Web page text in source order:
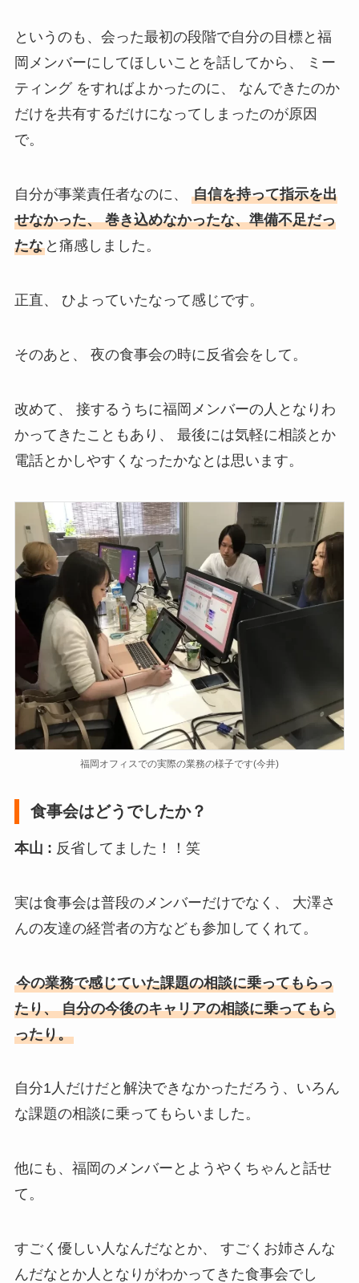
というのも、会った最初の段階で自分の目標と福
岡メンバーにしてほしいことを話してから、 ミー
ティング をすればよかったのに、 なんできたのか
だけを共有するだけになってしまったのが原因
で。
自分が事業責任者なのに、 自信を持って指示を出
せなかった、 巻き込めなかったな、準備不足だっ
たなと痛感しました。
正直、 ひよっていたなって感じです。
そのあと、 夜の食事会の時に反省会をして。
改めて、 接するうちに福岡メンバーの人となりわ
かってきたこともあり、 最後には気軽に相談とか
電話とかしやすくなったかなとは思います。
福岡オフィスでの実際の業務の様子です(今井)​
食事会はどうでしたか？
本山 : 反省してました！！笑
実は食事会は普段のメンバーだけでなく、 大澤さ
んの友達の経営者の方なども参加してくれて。
今の業務で感じていた課題の相談に乗ってもらっ
たり、 自分の今後のキャリアの相談に乗ってもら
ったり。
自分1人だけだと解決できなかっただろう、いろん
な課題の相談に乗ってもらいました。
他にも、福岡のメンバーとようやくちゃんと話せ
て。
すごく優しい人なんだなとか、 すごくお姉さんな
んだなとか人となりがわかってきた食事会でし